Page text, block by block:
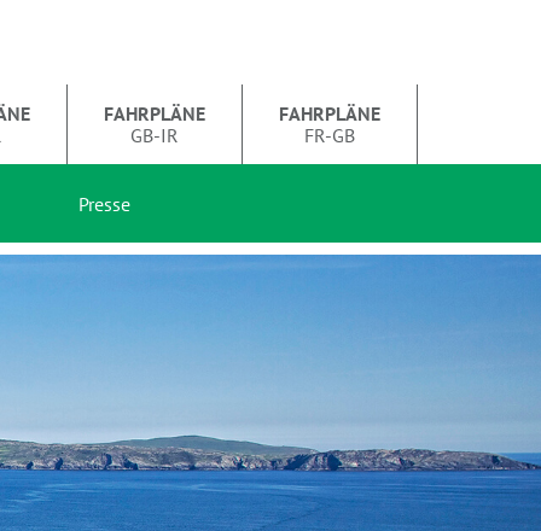
FAHRPLÄNE
GB-IR
FAHRPLÄNE
FR-GB
Presse